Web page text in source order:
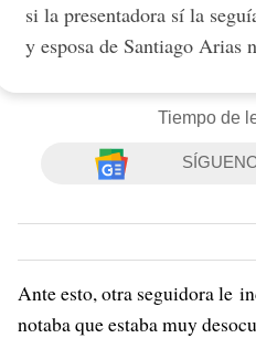
si la presentadora sí la
y esposa de Santiago Arias
Tiempo de
Ante esto, otra seguidora le
notaba que estaba muy